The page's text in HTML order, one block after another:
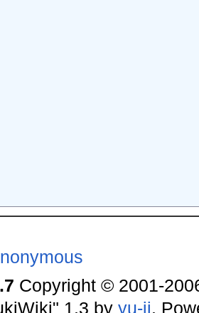
Copyright © 2001-
1.3 by yu-ji.